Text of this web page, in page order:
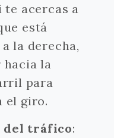
te acercas a
está
la derecha,
la
para
el giro.
del tráfico: